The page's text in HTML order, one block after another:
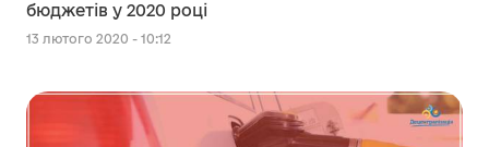
бюджетів у 2020 році
13 лютого 2020 - 10:12